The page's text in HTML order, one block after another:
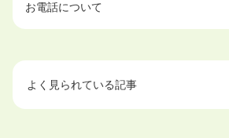
お電話について
よく見られている記事